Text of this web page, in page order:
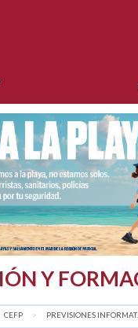
Y
CEFP AQUÍ:
PREVISIONES INFORMAT...